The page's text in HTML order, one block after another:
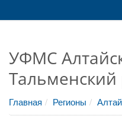
УФМС
Тальменский
Главная Регионы